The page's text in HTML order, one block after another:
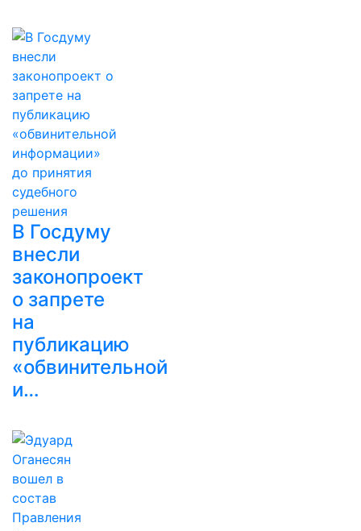
В Госдуму
внесли
законопроект
о запрете
на
публикацию
«обвинительной
и…